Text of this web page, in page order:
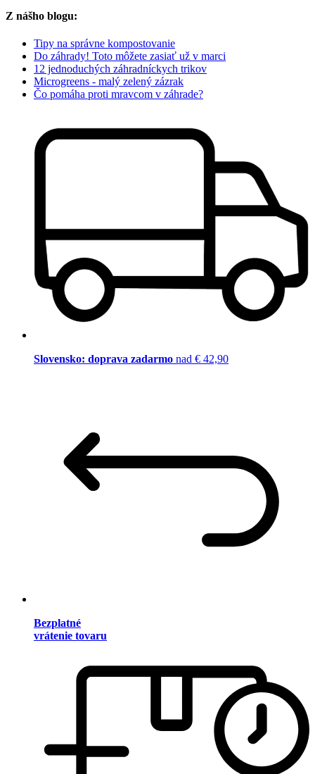
Z nášho blogu:
Tipy na správne kompostovanie
Do záhrady! Toto môžete zasiať už v marci
12 jednoduchých záhradníckych trikov
Microgreens - malý zelený zázrak
Čo pomáha proti mravcom v záhrade?
Slovensko: doprava zadarmo nad € 42,90
Bezplatné
vrátenie tovaru